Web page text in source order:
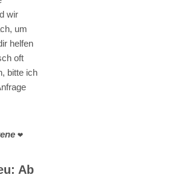
wir
um
helfen
oft
bitte ich
❤️
Ab